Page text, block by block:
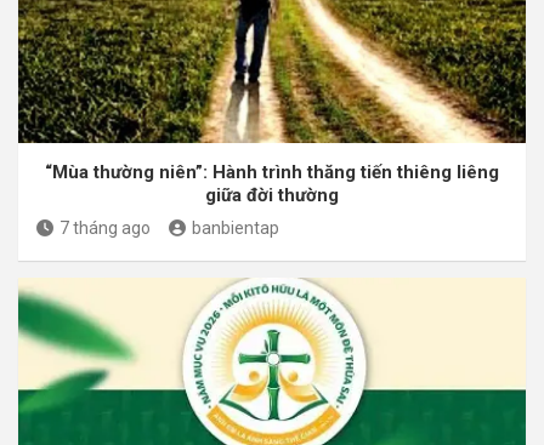
“Mùa thường niên”: Hành trình thăng tiến thiêng liêng
giữa đời thường
7 tháng ago banbientap